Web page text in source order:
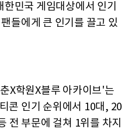
민국 게임대상에서 인기
들에게 큰 인기를 끌고 있
X학원X블루 아카이브'는
콘 인기 순위에서 10대, 20
전 부문에 걸쳐 1위를 차지